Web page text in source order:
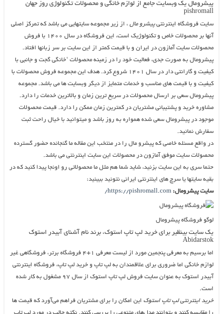
پیشرومال یک وبسایت جامع از لوازم خانگی و محصولات تکنولوژی روز جهان
pishromall
سایت فروشگاه اینترنتیپیشرو مال، از زیر مجموعه سایتهایی می باشد که تمرکز اصلی
آنها بر محصولات خاص و تکنولوژیک است، این فروشگاه در سال ۱۴۰۰ با فروش
محصولات سایت آمازون در ایران و با قیمت کمتر از این سایت بر سر زبانها افتاد.
پیشرومال به صورت جدی، فعالیت خود را در زمینه محصولات ‘خانگی گجت و جانبی با
کیفیت و گارانتی دار در سال ۱۴۰۱ شروع کرد. هدف این مجموعه فروش محصولات با
کیفیت و با قیمت های مناسب و خدمات متمایز از دیگر وبسایت ها می باشد. مجموعه
پیشرومال سعی بر ارسال محصولات در سریع ترین زمان و بالاترین خدمات را دارد.
مشاوره خرید و پشتیبانی مشتریان در کمترین زمان ممکن را دارد. قیمت محصولات
موجود در پیشرومال سعی شده همواره به روز باشد و میتوانید با خیال راحت ثبت
سفارش نمائید.
در واقع مسئله خاصی که پیشرو مال را در منتخب این مقاله ما گنجانده حضور گسترده
محصولات سایت موفق آمازون در محصولات این سایت اینترنتی می باشد.
حتما سری به این سایت بزنید، شاید شما هم مثل ما محصولاتی رو اونجا پیدا کنید که در
بقیه سایتها یا سرچ های اینترنتی ایرانی نتونید ببینید:
سایت پیشرومال: https://pishromall.com/
لوگو فروشگاه پیشرومال
یک سایت بینظیر برای خرید لپ تاپ استوک، برند نام آشنای آبیدر استوک
Abidarstok
اما برسیم به معرفی پنجمین مورد از لیست معرفی ۱+۴ فروشگاه برتر، فروشگاهی غیر
لوازم خانگی اما ضروری برای علاقمندان به لپ تاپ و خرید لپ تاپ، فروشگاه اینترنتی
آبیدر استوک به عنوان سایت فروش لپ تاپ استوک از سال ٩٧ مشغول به کار شده
است.
خرید اینترنتی لپ تاپ استوک این امکان را برای مشتریان فراهم می‌آورد که قیمت ها